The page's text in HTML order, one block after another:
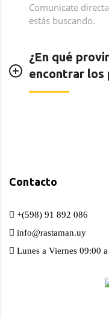
Comunicate
estás buscando.
¿En qué
encontrar los
Contacto
+(598) 91 892 086
info@rastaman.uy
Lunes a Viernes 09:00